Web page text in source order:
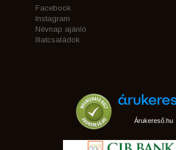
Facebook
Instagram
Névnap ajánló
Illatcsaládok
Árukereső.hu